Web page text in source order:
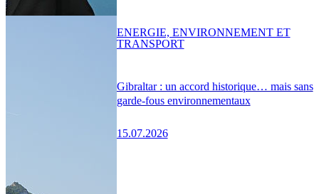
Gibraltar : un accord historique… mais sans
garde-fous environnementaux
15.07.2026
ENERGIE, ENVIRONNEMENT ET
TRANSPORT